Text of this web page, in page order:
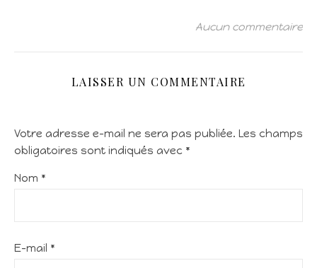
Aucun commentaire
LAISSER UN COMMENTAIRE
Votre adresse e-mail ne sera pas publiée. Les champs
obligatoires sont indiqués avec *
Nom *
E-mail *